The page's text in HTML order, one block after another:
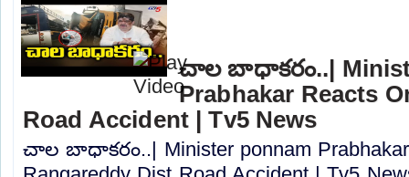
చాల బాధాకరం..|
Prabhakar Reacts
Road Accident | Tv5 News
చాల బాధాకరం..| Minister ponnam